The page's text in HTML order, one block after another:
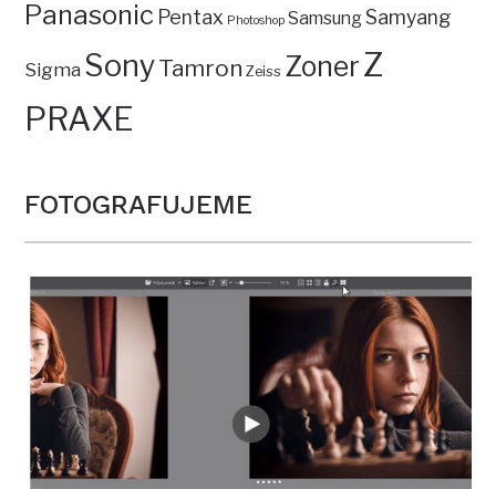
Panasonic Pentax Photoshop SamsungSamyang
Sigma SonyTamron Zeiss ZonerZ
PRAXE
FOTOGRAFUJEME